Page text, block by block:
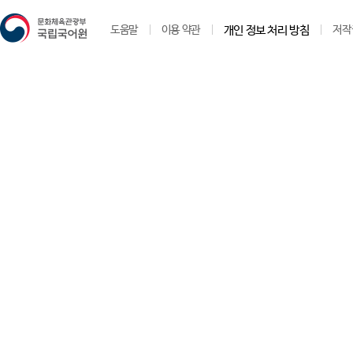
도움말 이용 약관 개인 정보 처리 방침 저